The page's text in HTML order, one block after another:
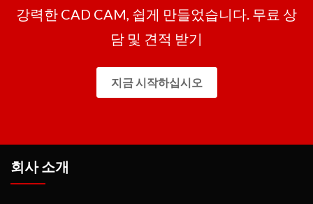
강력한 CAD CAM, 쉽게 만들었습니다. 무료 상
담 및 견적 받기
지금 시작하십시오
회사 소개